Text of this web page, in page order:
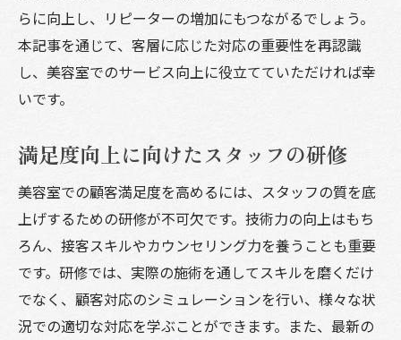
らに向上し、リピーターの増加にもつながるでしょう。
本記事を通じて、客層に応じた対応の重要性を再認識
し、美容室でのサービス向上に役立てていただければ幸
いです。
満足度向上に向けたスタッフの研修
美容室での顧客満足度を高めるには、スタッフの質を底
上げするための研修が不可欠です。技術力の向上はもち
ろん、接客スキルやカウンセリング力を養うことも重要
です。研修では、実際の施術を通してスキルを磨くだけ
でなく、顧客対応のシミュレーションを行い、様々な状
況での適切な対応を学ぶことができます。また、最新の